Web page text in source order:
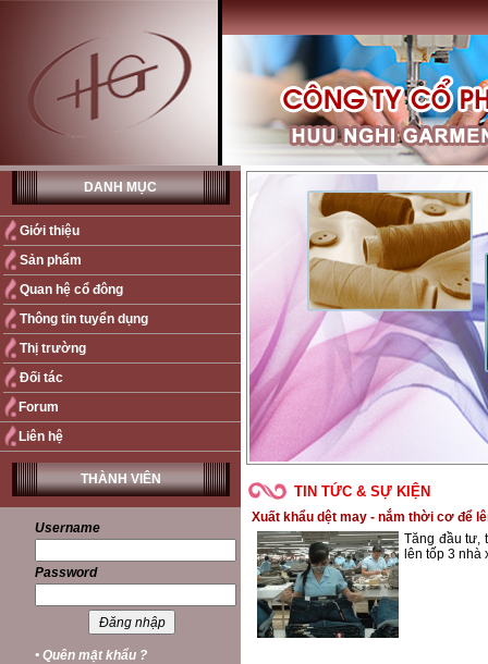
DANH MỤC
Giới thiệu
Sản phẩm
Quan hệ cổ đông
Thông tin tuyển dụng
Thị trường
Đối tác
Forum
Liên hệ
THÀNH VIÊN
Username
Password
• Quên mật khẩu ?
TIN TỨC & SỰ KIỆN
Xuất khẩu dệt may - nắm thời cơ để
Tăng đầu tư,
lên tốp 3 nhà